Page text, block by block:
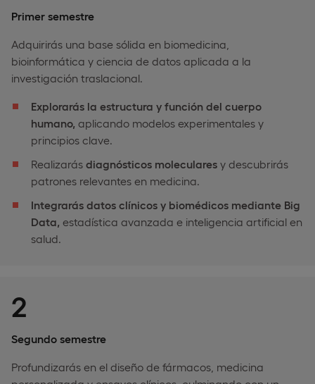
Primer semestre
Adquirirás una base sólida en biomedicina,
bioinformática y ciencia de datos aplicada a la
investigación traslacional.
Explorarás la estructura y función del cuerpo
humano, aplicando modelos experimentales y
principios clave.
Realizarás diagnósticos moleculares y descubrirás
patrones relevantes en medicina.
Integrarás datos clínicos y biomédicos mediante Big
Data, estadística avanzada e inteligencia artificial en
salud.
2
Segundo semestre
Profundizarás en el diseño de fármacos, medicina